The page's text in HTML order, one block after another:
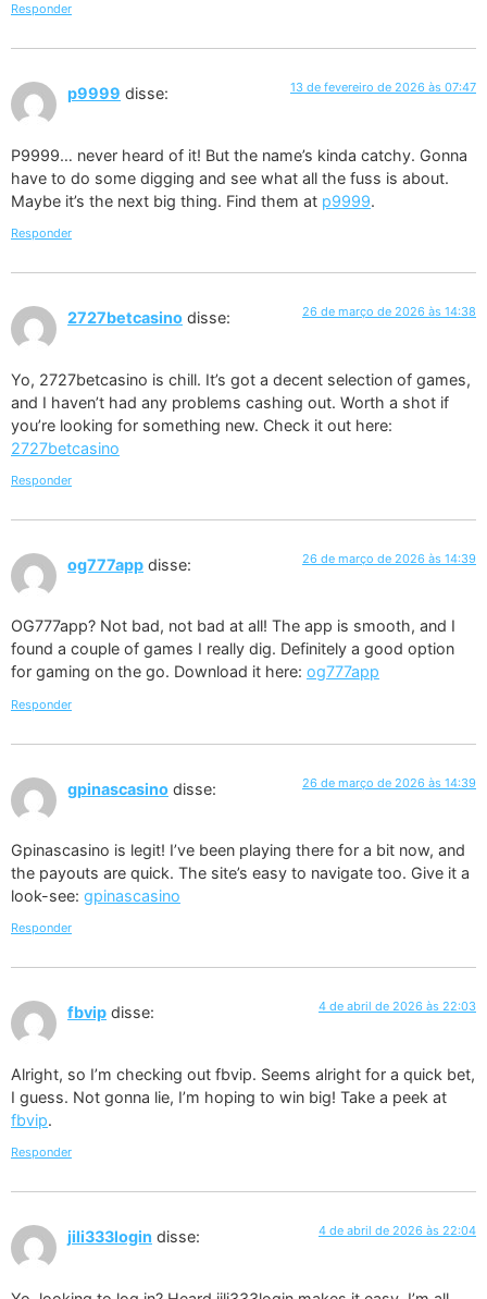
Responder
p9999 disse: 13 de fevereiro de 2026 às 07:47
P9999… never heard of it! But the name’s kinda catchy. Gonna
have to do some digging and see what all the fuss is about.
Maybe it’s the next big thing. Find them at p9999.
Responder
2727betcasino disse: 26 de março de 2026 às 14:38
Yo, 2727betcasino is chill. It’s got a decent selection of games,
and I haven’t had any problems cashing out. Worth a shot if
you’re looking for something new. Check it out here:
2727betcasino
Responder
og777app disse: 26 de março de 2026 às 14:39
OG777app? Not bad, not bad at all! The app is smooth, and I
found a couple of games I really dig. Definitely a good option
for gaming on the go. Download it here: og777app
Responder
gpinascasino disse: 26 de março de 2026 às 14:39
Gpinascasino is legit! I’ve been playing there for a bit now, and
the payouts are quick. The site’s easy to navigate too. Give it a
look-see: gpinascasino
Responder
fbvip disse: 4 de abril de 2026 às 22:03
Alright, so I’m checking out fbvip. Seems alright for a quick bet,
I guess. Not gonna lie, I’m hoping to win big! Take a peek at
fbvip.
Responder
jili333login disse: 4 de abril de 2026 às 22:04